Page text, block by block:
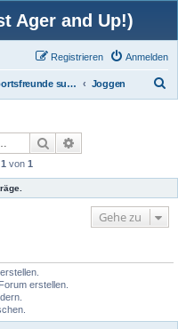
Ager and Up!)
Anmelden
Registrieren
Sportsfreunde suchen / finden Joggen
Suche
1 von 1
Gehe zu
erstellen.